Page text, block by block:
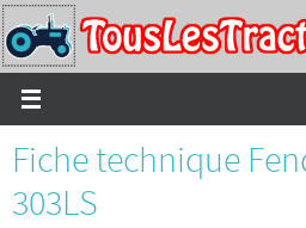
Passer
vers
le
contenu
Fiche technique
303LS